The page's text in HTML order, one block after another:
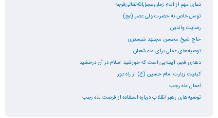
دعای مهم از امام زمان عجل‌الله‌تعالی‌فرجه
توسل خاص به حضرت ولی عصر (عج)
رضایت والدین
حاج شیخ محسن مجتهد شبستری
توصیه‌های عملی برای ماه شعبان
دهه‌ی فجر، آیینه‌یی است که خورشید اسلام در آن درخشید
کیفیت زیارت امام حسین (ع) از راه دور
اعمال ماه رجب
توصیه‌های رهبر انقلاب درباره استفاده از فرصت ماه رجب